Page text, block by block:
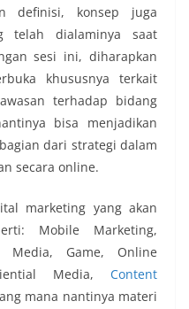
definisi, konsep juga
telah dialaminya saat
sesi ini, diharapkan
khususnya terkait
terhadap bidang
bisa menjadikan
dari strategi dalam
secara online.
marketing yang akan
Mobile Marketing,
Media, Game, Online
Media, Content
mana nantinya materi